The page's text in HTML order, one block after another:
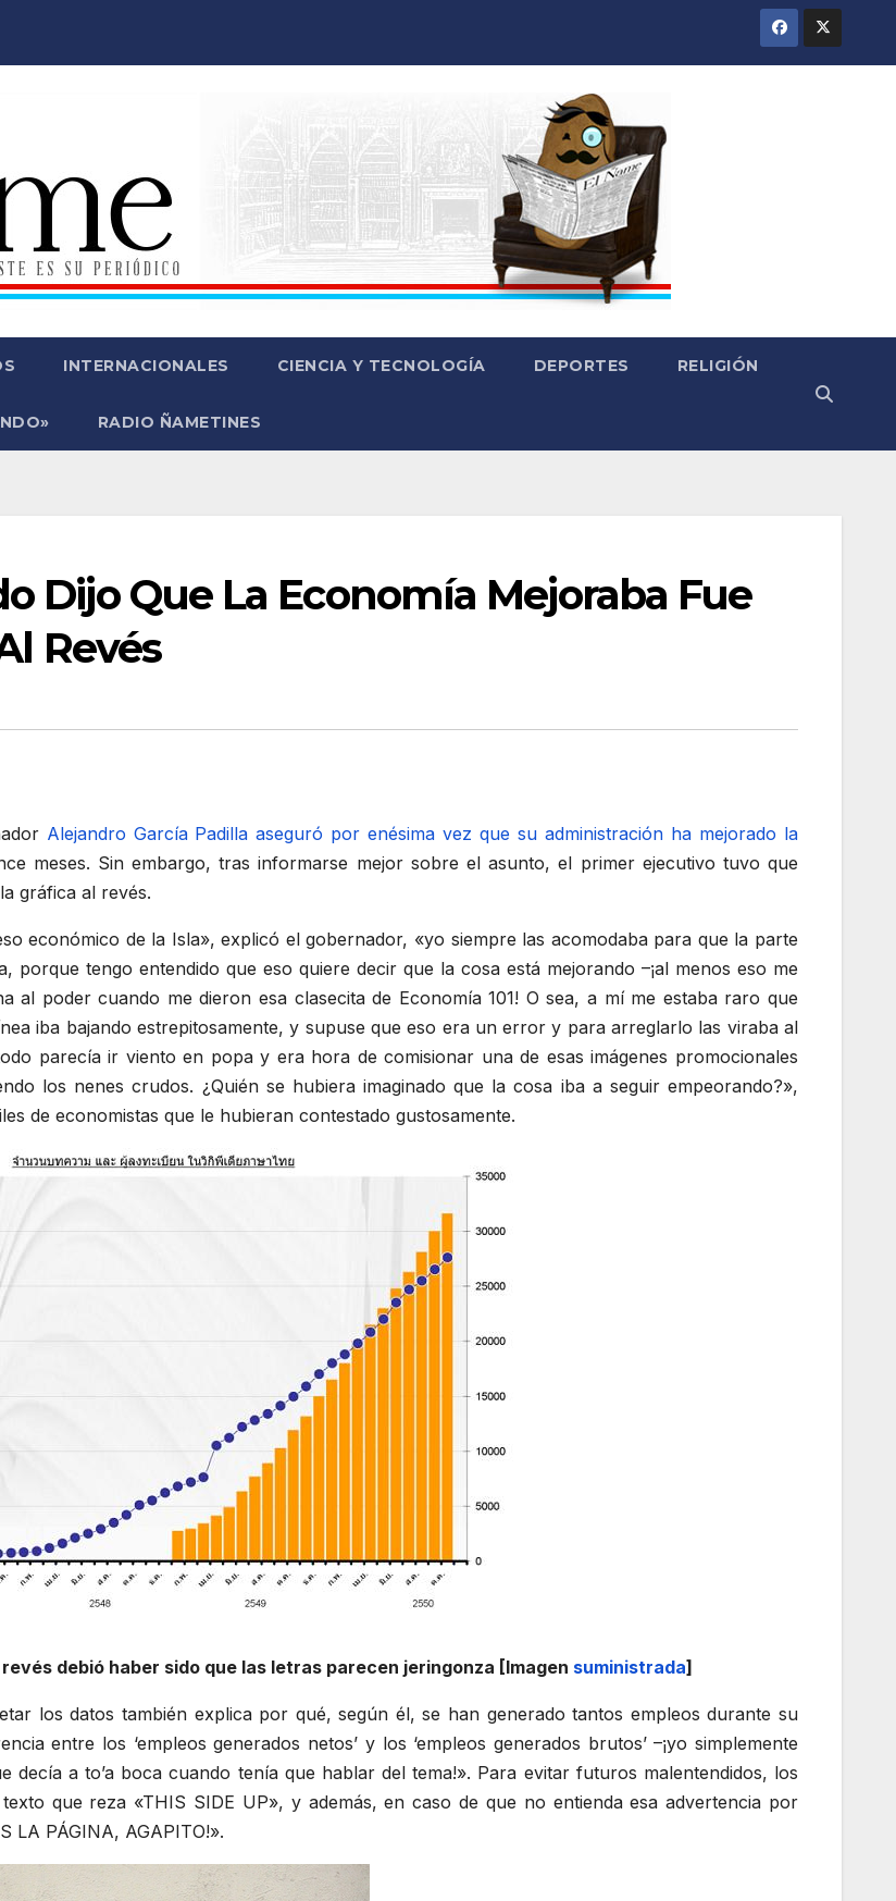
INTERNACIONALES CIENCIA Y TECNOLOGÍA DEPORTES RELIGIÓN
RADIO ÑAMETINES
Dijo Que La Economía Mejoraba Fue
Revés
Alejandro García Padilla aseguró por enésima vez que su administración ha mejorado la
meses. Sin embargo, tras informarse mejor sobre el asunto, el primer ejecutivo tuvo que
gráfica al revés.
económico de la Isla», explicó el gobernador, «yo siempre las acomodaba para que la parte
tengo entendido que eso quiere decir que la cosa está mejorando –¡al menos eso me
al poder cuando me dieron esa clasecita de Economía 101! O sea, a mí me estaba raro que
iba bajando estrepitosamente, y supuse que eso era un error y para arreglarlo las viraba al
parecía ir viento en popa y era hora de comisionar una de esas imágenes promocionales
los nenes crudos. ¿Quién se hubiera imaginado que la cosa iba a seguir empeorando?»,
de economistas que le hubieran contestado gustosamente.
debió haber sido que las letras parecen jeringonza [Imagen suministrada]
los datos también explica por qué, según él, se han generado tantos empleos durante su
entre los ‘empleos generados netos’ y los ‘empleos generados brutos’ –¡yo simplemente
a to’a boca cuando tenía que hablar del tema!». Para evitar futuros malentendidos, los
que reza «THIS SIDE UP», y además, en caso de que no entienda esa advertencia por
LA PÁGINA, AGAPITO!».